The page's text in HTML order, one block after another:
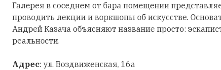
Галерея в соседнем от бара помещении
проводить лекции и воркшопы об искусстве.
Андрей Казача объясняют название просто:
реальности.
Адрес: ул. Воздвиженская, 16а